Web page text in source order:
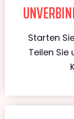
Starten
Teilen Sie